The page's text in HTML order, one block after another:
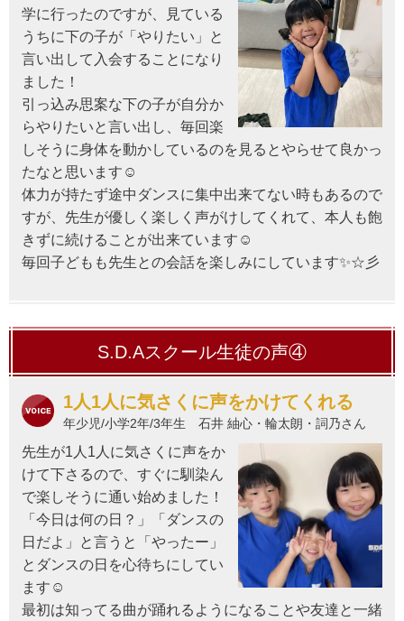
学に行ったのですが、見ている
うちに下の子が「やりたい」と
言い出して入会することになり
ました！
引っ込み思案な下の子が自分か
らやりたいと言い出し、毎回楽
しそうに身体を動かしているのを見るとやらせて良かっ
たなと思います ☺️
体力が持たず途中ダンスに集中出来てない時もあるので
すが、先生が優しく楽しく声がけしてくれて、本人も飽
きずに続けることが出来ています☺
毎回子ども も先生との会話を楽しみにしています✨☆彡
S.D.Aスクール生徒の声④
1人1人に気さくに声をかけてくれる
年少児/小学2年/3年生 石井 紬心・輪太朗・詞乃さん
先生が1人1人に気さくに声をか
けて下さるので、すぐに馴染ん
で楽しそうに通い始めました！
「今日は何の日？」「ダンスの
日だよ」と言うと「やったー」
とダンスの日を心待ちにしてい
ます ☺️
最初は知ってる曲が踊れるようになることや友達と一緒